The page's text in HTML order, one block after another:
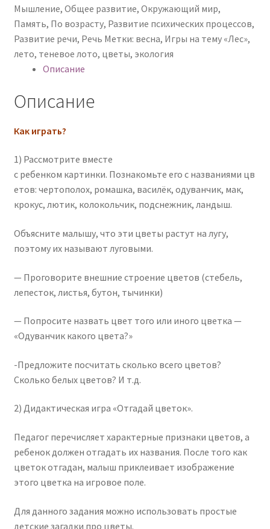
Мышление, Общее развитие, Окружающий мир,
Память, По возрасту, Развитие психических процессов,
Развитие речи, Речь Метки: весна, Игры на тему «Лес»,
лето, теневое лото, цветы, экология
Описание
Описание
Как играть?
1) Рассмотрите вместе
с ребенком картинки. Познакомьте его с названиями цв
етов: чертополох, ромашка, василёк, одуванчик, мак,
крокус, лютик, колокольчик, подснежник, ландыш.
Объясните малышу, что эти цветы растут на лугу,
поэтому их называют луговыми.
— Проговорите внешние строение цветов (стебель,
лепесток, листья, бутон, тычинки)
— Попросите назвать цвет того или иного цветка —
«Одуванчик какого цвета?»
-Предложите посчитать сколько всего цветов?
Сколько белых цветов? И т.д.
2) Дидактическая игра «Отгадай цветок».
Педагог перечисляет характерные признаки цветов, а
ребенок должен отгадать их названия. После того как
цветок отгадан, малыш приклеивает изображение
этого цветка на игровое поле.
Для данного задания можно использовать простые
детские загадки про цветы.